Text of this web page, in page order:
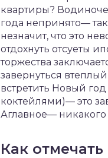
квартиры?
года непринято—
незначит, что это
отдохнуть отсуеты
торжества
завернуться
встретить Новый
коктейлями)— это
Аглавное—
Как